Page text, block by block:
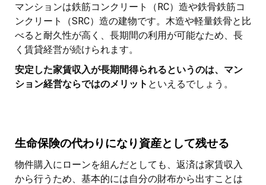
マンションは鉄筋コンクリート（RC）造や鉄骨鉄筋コ
ンクリート（SRC）造の建物です。木造や軽量鉄骨と比
べると耐久性が高く、長期間の利用が可能なため、長
く賃貸経営が続けられます。
安定した家賃収入が長期間得られるというのは、マン
ション経営ならではのメリット といえるでしょう。
生命保険の代わりになり資産として残せる
物件購入にローンを組んだとしても、返済は家賃収入
から行うため、基本的には自分の財布から出すことは